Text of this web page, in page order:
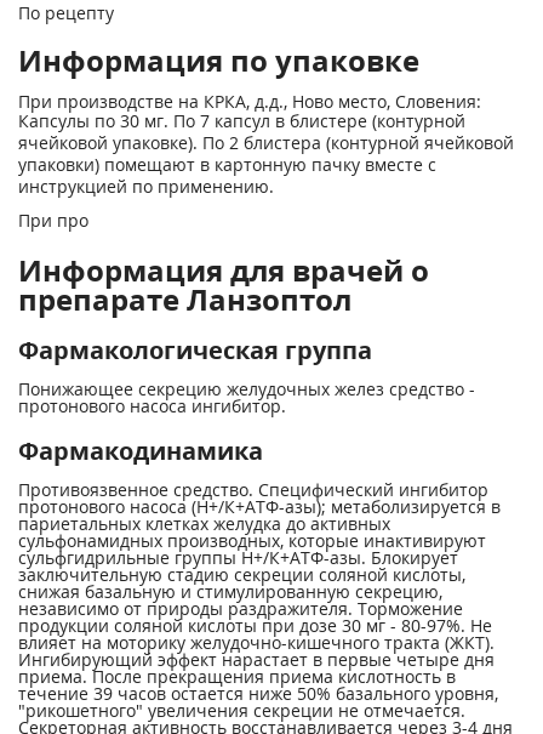
По рецепту
Информация по упаковке
При производстве на КРКА, д.д., Ново место, Словения:
Капсулы по 30 мг. По 7 капсул в блистере (контурной
ячейковой упаковке). По 2 блистера (контурной ячейковой
упаковки) помещают в картонную пачку вместе с
инструкцией по применению.
При про
Информация для врачей о
препарате Ланзоптол
Фармакологическая группа
Понижающее секрецию желудочных желез средство -
протонового насоса ингибитор.
Фармакодинамика
Противоязвенное средство. Специфический ингибитор
протонового насоса (Н+/К+АТФ-азы); метаболизируется в
париетальных клетках желудка до активных
сульфонамидных производных, которые инактивируют
сульфгидрильные группы Н+/К+АТФ-азы. Блокирует
заключительную стадию секреции соляной кислоты,
снижая базальную и стимулированную секрецию,
независимо от природы раздражителя. Торможение
продукции соляной кислоты при дозе 30 мг - 80-97%. Не
влияет на моторику желудочно-кишечного тракта (ЖКТ).
Ингибирующий эффект нарастает в первые четыре дня
приема. После прекращения приема кислотность в
течение 39 часов остается ниже 50% базального уровня,
"рикошетного" увеличения секреции не отмечается.
Секреторная активность восстанавливается через 3-4 дня